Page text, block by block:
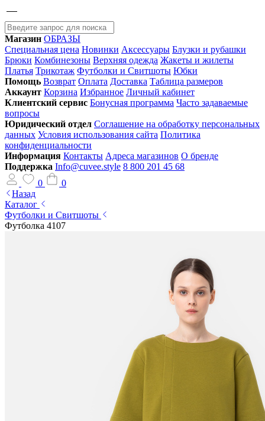
Магазин ОБРАЗЫ
Специальная цена Новинки Аксессуары Блузки и рубашки
Брюки Комбинезоны Верхняя одежда Жакеты и жилеты
Платья Трикотаж Футболки и Свитшоты Юбки
Помощь Возврат Оплата Доставка Таблица размеров
Аккаунт Корзина Избранное Личный кабинет
Клиентский сервис Бонусная программа Часто задаваемые
вопросы
Юридический отдел Соглашение на обработку персональных
данных Условия использования сайта Политика
конфиденциальности
Информация Контакты Адреса магазинов О бренде
Поддержка Info@cuvee.style 8 800 201 45 68
0
0
Назад
Каталог
Футболки и Свитшоты
Футболка 4107